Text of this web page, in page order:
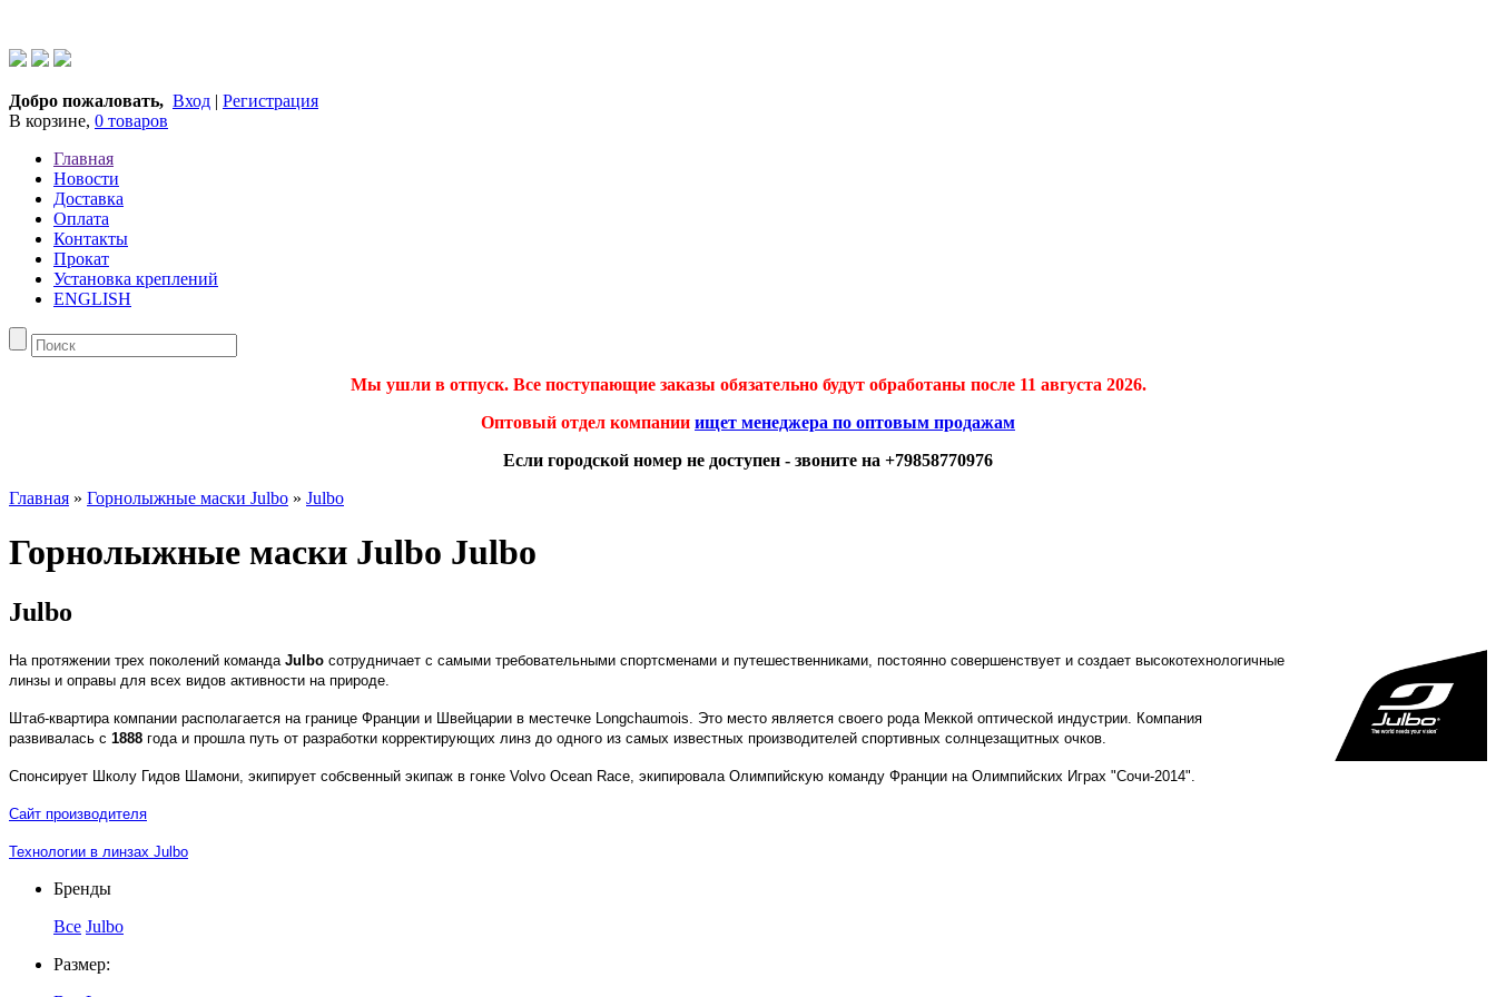
Добро пожаловать, Вход | Регистрация
В корзине, 0 товаров
Главная
Новости
Доставка
Оплата
Контакты
Прокат
Установка креплений
ENGLISH
Мы ушли в отпуск. Все поступающие заказы обязательно будут обработаны после 11 августа 2026.
Оптовый отдел компании ищет менеджера по оптовым продажам
Если городской номер не доступен - звоните на +79858770976
Главная » Горнолыжные маски Julbo » Julbo
Горнолыжные маски Julbo Julbo
Julbo
На протяжении трех поколений команда Julbo сотрудничает с самыми требовательными спортсменами и путешественниками, постоянно совершенствует и создает высокотехнологичные
линзы и оправы для всех видов активности на природе.
Штаб-квартира компании располагается на границе Франции и Швейцарии в местечке Longchaumois. Это место является своего рода Меккой оптической индустрии. Компания
развивалась с 1888 года и прошла путь от разработки корректирующих линз до одного из самых известных производителей спортивных солнцезащитных очков.
Спонсирует Школу Гидов Шамони, экипирует собсвенный экипаж в гонке Volvo Ocean Race, экипировала Олимпийскую команду Франции на Олимпийских Играх "Сочи-2014".
Сайт производителя
Технологии в линзах Julbo
Бренды
Все Julbo
Размер: